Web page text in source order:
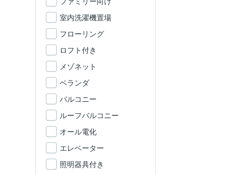
室内洗濯機置場
フローリング
ロフト付き
メゾネット
ベランダ
バルコニー
ルーフバルコニー
オール電化
エレベーター
照明器具付き